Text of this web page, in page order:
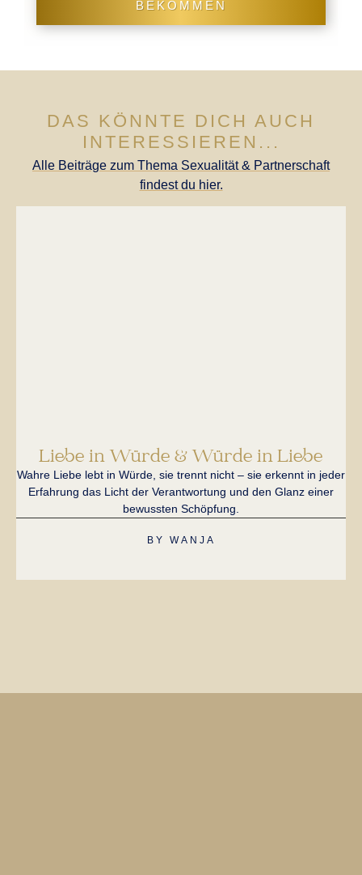
BEKOMMEN
DAS KÖNNTE DICH AUCH
INTERESSIEREN...
Alle Beiträge zum Thema Sexualität & Partnerschaft
findest du hier.
Liebe in Würde & Würde in Liebe
Wahre Liebe lebt in Würde, sie trennt nicht – sie erkennt in jeder
Erfahrung das Licht der Verantwortung und den Glanz einer
bewussten Schöpfung.
BY WANJA